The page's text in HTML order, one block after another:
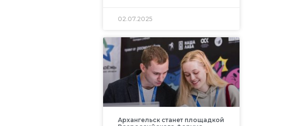
02.07.2025
Архангельск станет площадкой